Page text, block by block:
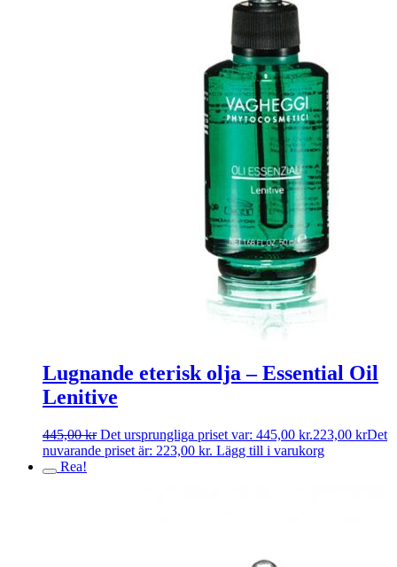
Lugnande eterisk olja – Essential Oil
Lenitive
445,00kr Det ursprungliga priset var: 445,00 kr.223,00 krDet
nuvarande priset är: 223,00 kr. Lägg till i varukorg
Rea!